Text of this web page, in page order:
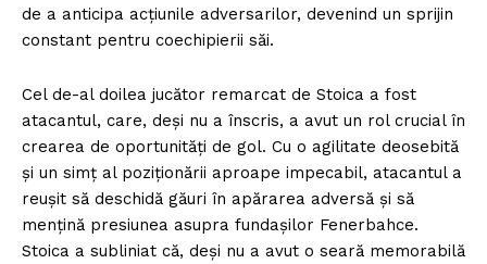
de a anticipa acțiunile adversarilor, devenind un sprijin
constant pentru coechipierii săi.
Cel de-al doilea jucător remarcat de Stoica a fost
atacantul, care, deși nu a înscris, a avut un rol crucial în
crearea de oportunități de gol. Cu o agilitate deosebită
și un simț al poziționării aproape impecabil, atacantul a
reușit să deschidă găuri în apărarea adversă și să
mențină presiunea asupra fundașilor Fenerbahce.
Stoica a subliniat că, deși nu a avut o seară memorabilă